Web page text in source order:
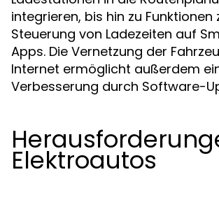
integrieren, bis hin zu
Steuerung von Ladezeiten auf
Apps. Die Vernetzung der
Internet ermöglicht außerdem
Verbesserung durch Software-
Elektroautos